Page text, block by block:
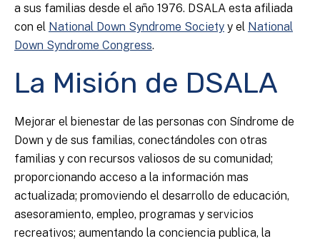
a sus familias desde el año 1976. DSALA esta afiliada
con el National Down Syndrome Society y el National
Down Syndrome Congress.
La Misión de DSALA
Mejorar el bienestar de las personas con Síndrome de
Down y de sus familias, conectándoles con otras
familias y con recursos valiosos de su comunidad;
proporcionando acceso a la información mas
actualizada; promoviendo el desarrollo de educación,
asesoramiento, empleo, programas y servicios
recreativos; aumentando la conciencia publica, la